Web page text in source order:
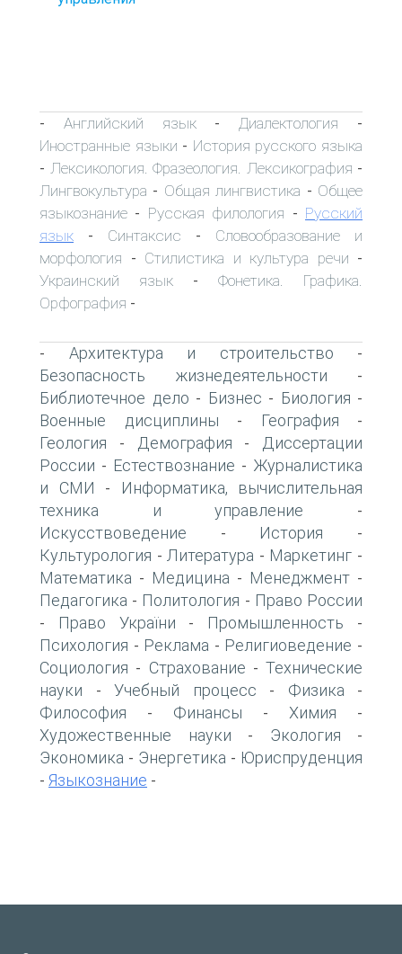
- Английский язык- Диалектология -
Иностранные языки - История русского языка
- Лексикология. Фразеология. Лексикография -
Лингвокультура - Общая лингвистика - Общее
языкознание - Русская филология - Русский
язык - Синтаксис - Словообразование и
морфология - Стилистика и культура речи -
Украинский язык - Фонетика. Графика.
Орфография -
- Архитектура и строительство -
Безопасность жизнедеятельности -
Библиотечное дело - Бизнес - Биология -
Военные дисциплины - География -
Геология - Демография -
Диссертации
России - Естествознание - Журналистика
и СМИ -
Информатика, вычислительная
техника и управление -
Искусствоведение - История -
Культурология - Литература - Маркетинг -
Математика - Медицина - Менеджмент -
Педагогика - Политология - Право России
- Право України - Промышленность -
Психология - Реклама - Религиоведение -
Социология - Страхование - Технические
науки - Учебный процесс - Физика -
Философия - Финансы - Химия -
Художественные науки - Экология -
Экономика - Энергетика - Юриспруденция
- Языкознание -